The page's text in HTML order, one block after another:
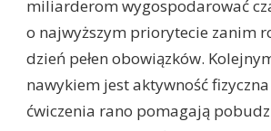
miliarderom wygospodarować
o najwyższym priorytecie zanim
dzień pełen obowiązków.
nawykiem jest aktywność
ćwiczenia rano pomagają